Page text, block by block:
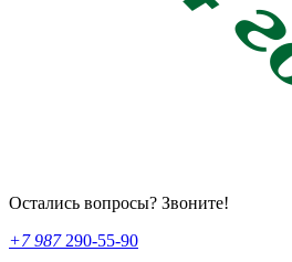
Остались вопросы? Звоните!
+7 987290-55-90